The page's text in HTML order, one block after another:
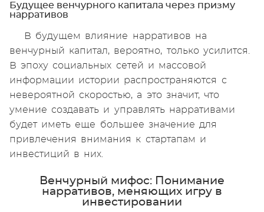
Будущее венчурного капитала через призму
нарративов
В будущем влияние нарративов на
венчурный капитал, вероятно, только усилится.
В эпоху социальных сетей и массовой
информации истории распространяются с
невероятной скоростью, а это значит, что
умение создавать и управлять нарративами
будет иметь еще большее значение для
привлечения внимания к стартапам и
инвестиций в них.
Венчурный мифос: Понимание
нарративов, меняющих игру в
инвестировании